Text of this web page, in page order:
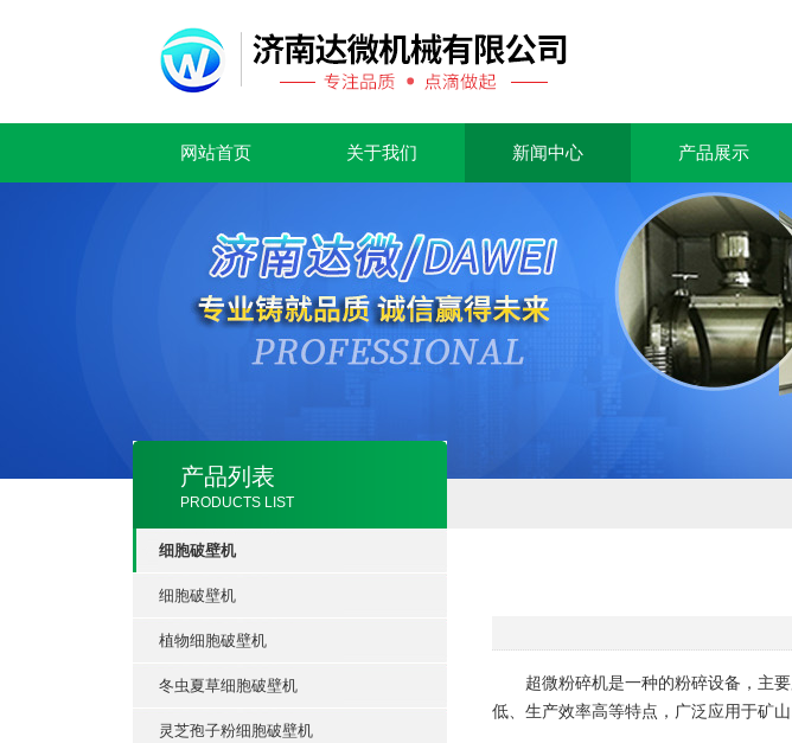
网站首页 关于我们 新闻中心 产品展示
产品列表
PRODUCTS LIST
细胞破壁机
细胞破壁机
植物细胞破壁机
冬虫夏草细胞破壁机
灵芝孢子粉细胞破壁机
超微粉碎机是一种的粉碎设备，主要
低、生产效率高等特点，广泛应用于矿